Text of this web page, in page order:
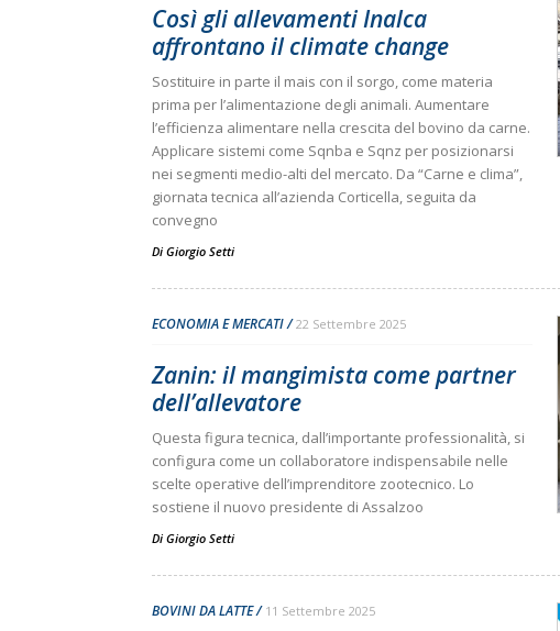
Così gli allevamenti Inalca
affrontano il climate change
Sostituire in parte il mais con il sorgo, come materia
prima per l’alimentazione degli animali. Aumentare
l’efficienza alimentare nella crescita del bovino da carne.
Applicare sistemi come Sqnba e Sqnz per posizionarsi
nei segmenti medio-alti del mercato. Da “Carne e clima”,
giornata tecnica all’azienda Corticella, seguita da
convegno
Di Giorgio Setti
ECONOMIA E MERCATI 22 Settembre 2025
Zanin: il mangimista come partner
dell’allevatore
Questa figura tecnica, dall’importante professionalità, si
configura come un collaboratore indispensabile nelle
scelte operative dell’imprenditore zootecnico. Lo
sostiene il nuovo presidente di Assalzoo
Di Giorgio Setti
BOVINI DA LATTE 11 Settembre 2025